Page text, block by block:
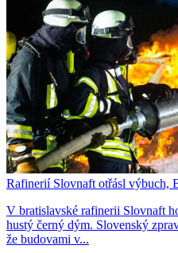
Rafinerií Slovnaft otřásl výbuch,
V bratislavské rafinerii Slovnaft
hustý černý dým. Slovenský
že budovami v...